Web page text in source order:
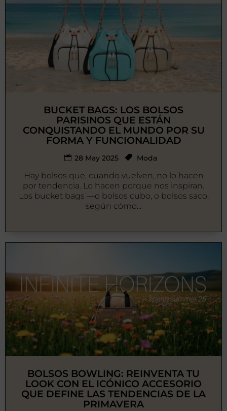
BUCKET BAGS: LOS BOLSOS
PARISINOS QUE ESTÁN
CONQUISTANDO EL MUNDO POR SU
FORMA Y FUNCIONALIDAD
28 May 2025 Moda
Hay bolsos que, cuando vuelven, no lo hacen
por tendencia. Lo hacen porque nos inspiran.
Los bucket bags —o bolsos cubo, o bolsos saco,
según cómo...
BOLSOS BOWLING: REINVENTA TU
LOOK CON EL ICÓNICO ACCESORIO
QUE DEFINE LAS TENDENCIAS DE LA
PRIMAVERA